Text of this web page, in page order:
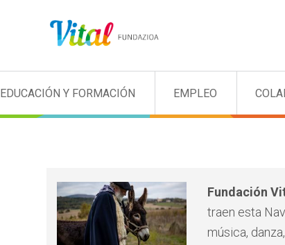
EDUCACIÓN Y FORMACIÓN EMPLEO
Fundación
traen esta
música,